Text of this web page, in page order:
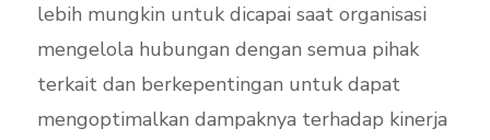
lebih mungkin untuk dicapai saat organisasi
mengelola hubungan dengan semua pihak
terkait dan berkepentingan untuk dapat
mengoptimalkan dampaknya terhadap kinerja